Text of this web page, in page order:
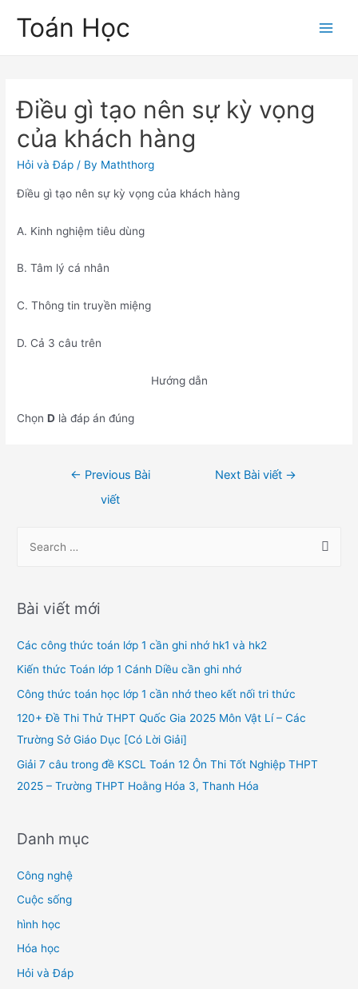
Toán Học
Điều gì tạo nên sự kỳ vọng
của khách hàng
Hỏi và Đáp / By Maththorg
Điều gì tạo nên sự kỳ vọng của khách hàng
A. Kinh nghiệm tiêu dùng
B. Tâm lý cá nhân
C. Thông tin truyền miệng
D. Cả 3 câu trên
Hướng dẫn
ChọnD là đáp án đúng
← Previous Bài
viết
Next Bài viết →
r
h
f
o
Bài viết mới
Các công thức toán lớp 1 cần ghi nhớ hk1 và hk2
Kiến thức Toán lớp 1 Cánh Diều cần ghi nhớ
Công thức toán học lớp 1 cần nhớ theo kết nối tri thức
120+ Đề Thi Thử THPT Quốc Gia 2025 Môn Vật Lí – Các
Trường Sở Giáo Dục [Có Lời Giải]
Giải 7 câu trong đề KSCL Toán 12 Ôn Thi Tốt Nghiệp THPT
2025 – Trường THPT Hoằng Hóa 3, Thanh Hóa
Danh mục
Công nghệ
Cuộc sống
hình học
Hóa học
Hỏi và Đáp